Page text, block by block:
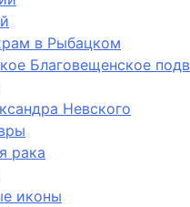
в Рыбацком
Благовещенское
Невского
рака
иконы